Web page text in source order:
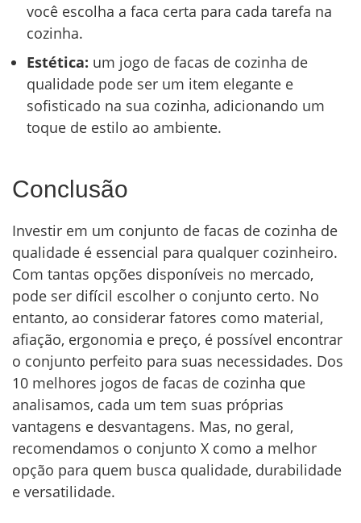
você escolha a faca certa para cada tarefa na
cozinha.
Estética: um jogo de facas de cozinha de
qualidade pode ser um item elegante e
sofisticado na sua cozinha, adicionando um
toque de estilo ao ambiente.
Conclusão
Investir em um conjunto de facas de cozinha de
qualidade é essencial para qualquer cozinheiro.
Com tantas opções disponíveis no mercado,
pode ser difícil escolher o conjunto certo. No
entanto, ao considerar fatores como material,
afiação, ergonomia e preço, é possível encontrar
o conjunto perfeito para suas necessidades. Dos
10 melhores jogos de facas de cozinha que
analisamos, cada um tem suas próprias
vantagens e desvantagens. Mas, no geral,
recomendamos o conjunto X como a melhor
opção para quem busca qualidade, durabilidade
e versatilidade.